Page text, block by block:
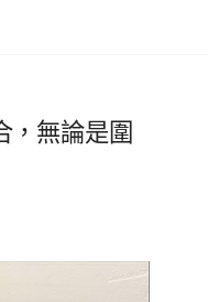
，無論是圍